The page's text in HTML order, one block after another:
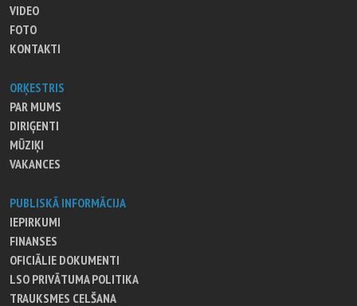
VIDEO
FOTO
KONTAKTI
ORĶESTRIS
PAR MUMS
DIRIĢENTI
MŪZIĶI
VAKANCES
PUBLISKĀ INFORMĀCIJA
IEPIRKUMI
FINANSES
OFICIĀLIE DOKUMENTI
LSO PRIVĀTUMA POLITIKA
TRAUKSMES CELŠANA